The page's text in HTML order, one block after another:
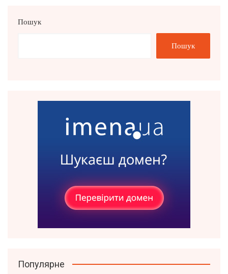
Пошук
Пошук
Популярне